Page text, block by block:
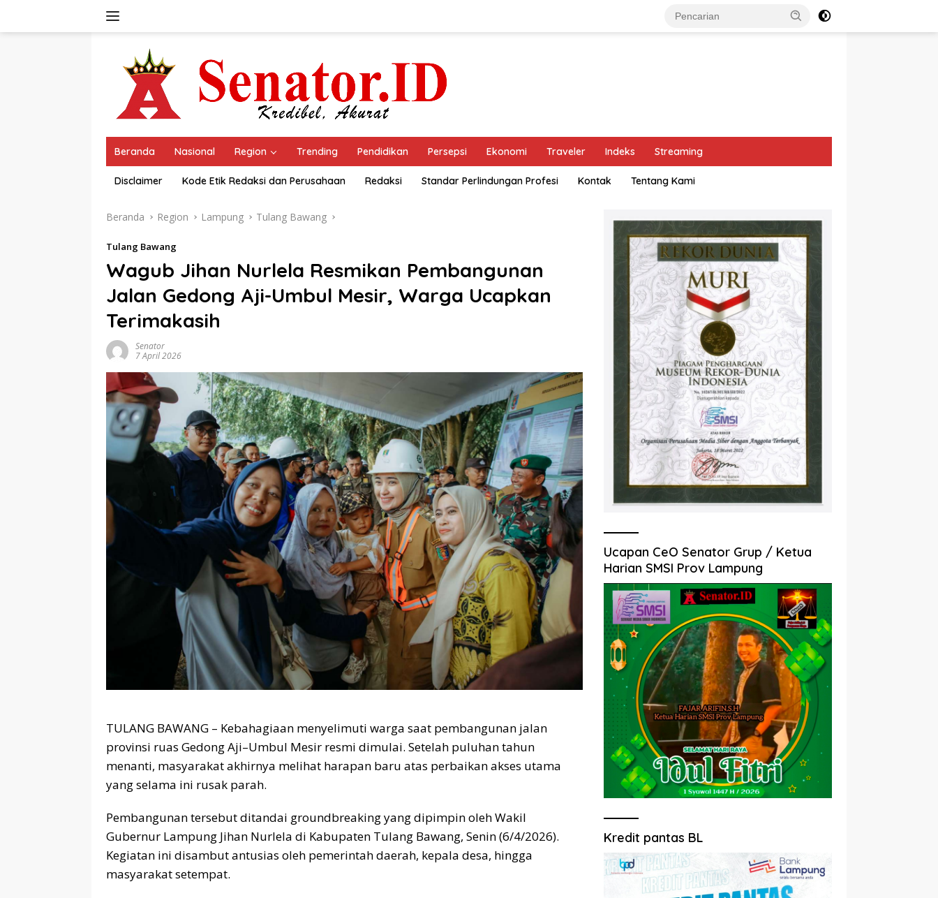
Beranda Nasional Region Trending Pendidikan Persepsi Ekonomi Traveler Indeks Streaming
Disclaimer Kode Etik Redaksi dan Perusahaan Redaksi Standar Perlindungan Profesi Kontak Tentang Kami
Beranda Region Lampung Tulang Bawang
Tulang Bawang
Wagub Jihan Nurlela Resmikan Pembangunan
Jalan Gedong Aji-Umbul Mesir, Warga Ucapkan
Terimakasih
Senator
7 April 2026
TULANG BAWANG – Kebahagiaan menyelimuti warga saat pembangunan jalan
provinsi ruas Gedong Aji–Umbul Mesir resmi dimulai. Setelah puluhan tahun
menanti, masyarakat akhirnya melihat harapan baru atas perbaikan akses utama
yang selama ini rusak parah.
Pembangunan tersebut ditandai groundbreaking yang dipimpin oleh Wakil
Gubernur Lampung Jihan Nurlela di Kabupaten Tulang Bawang, Senin (6/4/2026).
Kegiatan ini disambut antusias oleh pemerintah daerah, kepala desa, hingga
masyarakat setempat.
Ucapan CeO Senator Grup / Ketua
Harian SMSI Prov Lampung
Kredit pantas BL